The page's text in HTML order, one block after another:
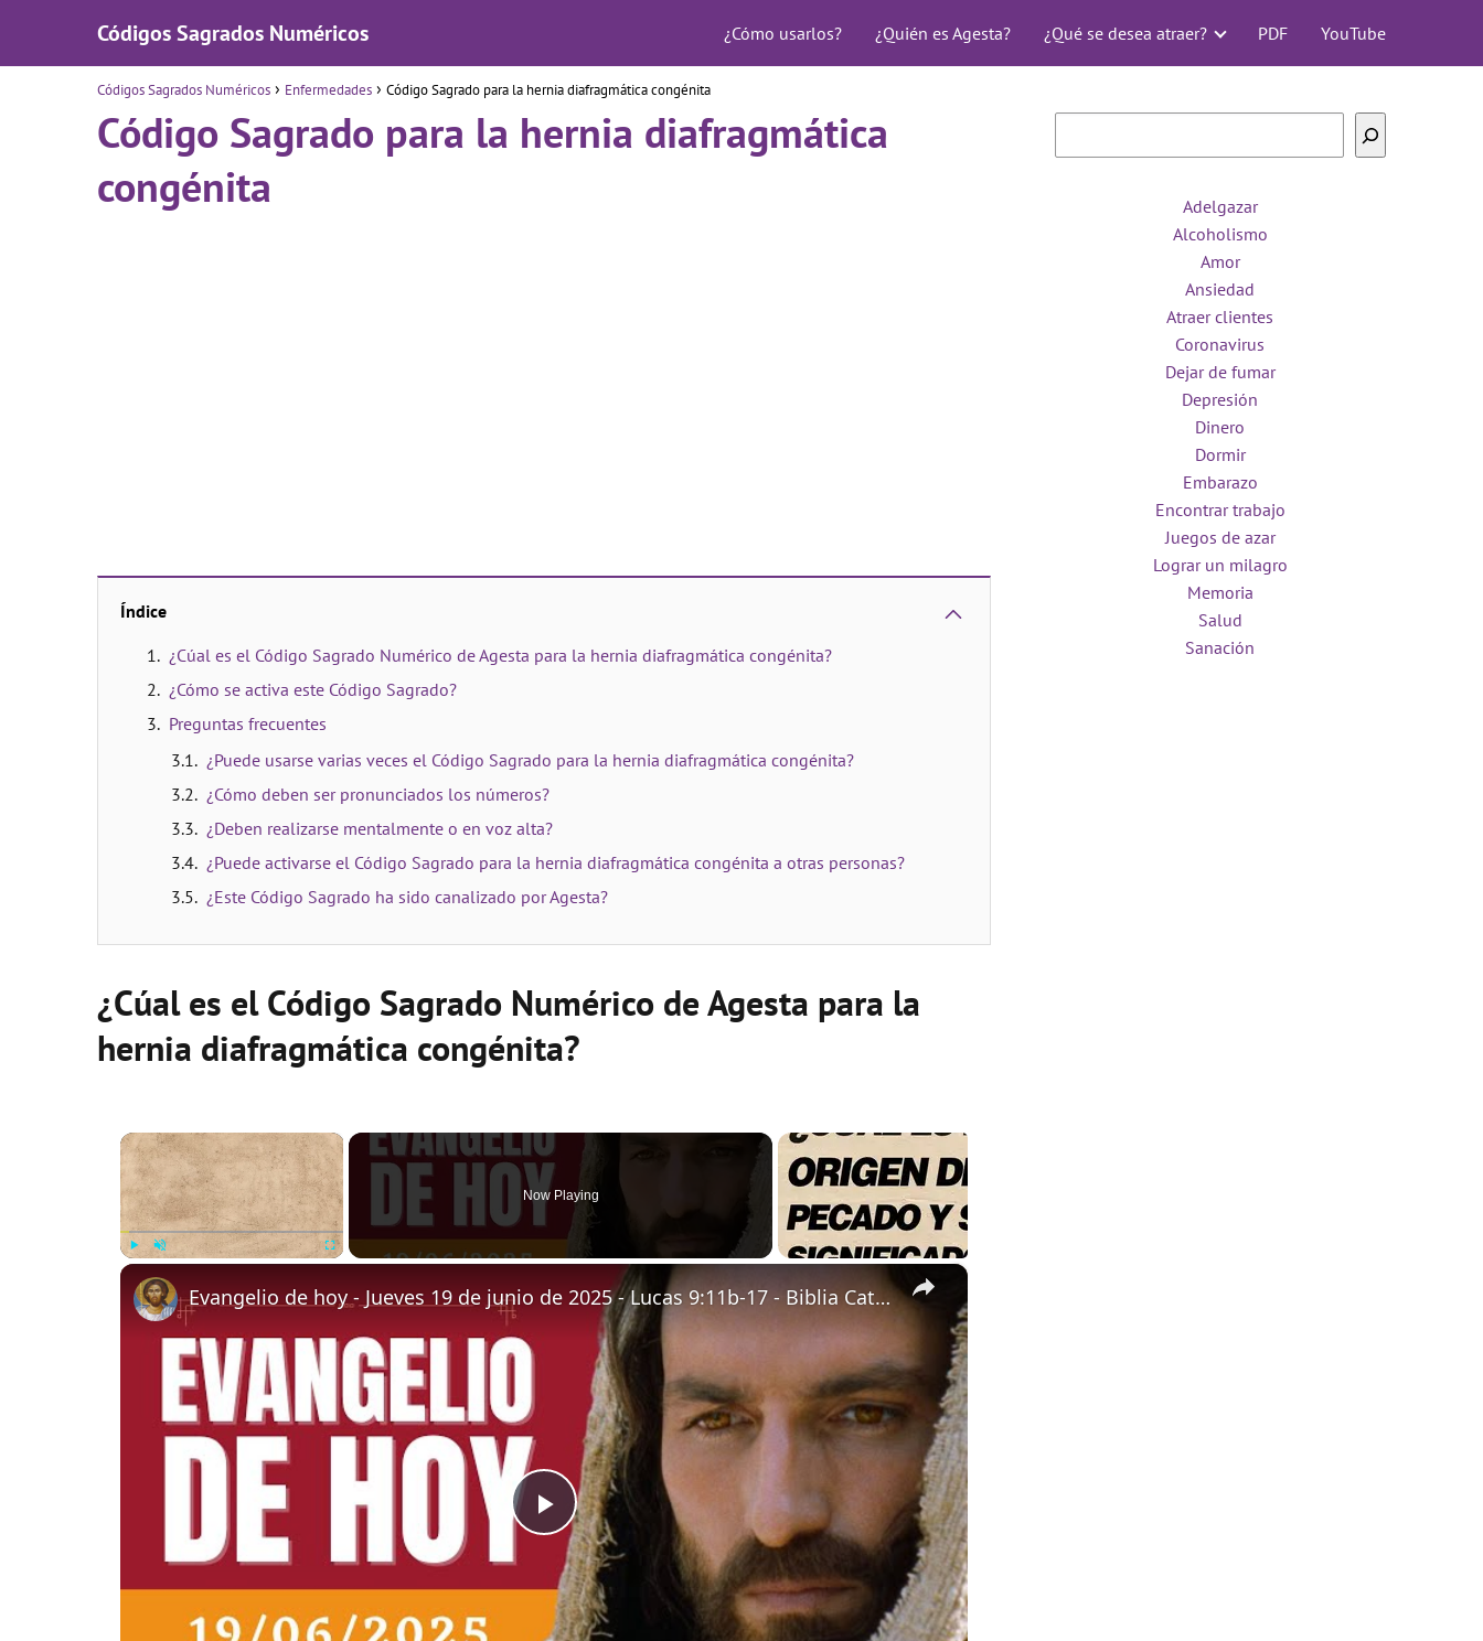
Códigos Sagrados Numéricos ¿Cómo usarlos? ¿Quién es Agesta? ¿Qué se desea atraer? PDF YouTube
Códigos Sagrados Numéricos Enfermedades Código Sagrado para la hernia diafragmática congénita
Código Sagrado para la hernia diafragmática
congénita
Índice
¿Cúal es el Código Sagrado Numérico de Agesta para la hernia diafragmática congénita?
¿Cómo se activa este Código Sagrado?
Preguntas frecuentes
¿Puede usarse varias veces el Código Sagrado para la hernia diafragmática congénita?
¿Cómo deben ser pronunciados los números?
¿Deben realizarse mentalmente o en voz alta?
¿Puede activarse el Código Sagrado para la hernia diafragmática congénita a otras personas?
¿Este Código Sagrado ha sido canalizado por Agesta?
¿Cúal es el Código Sagrado Numérico de Agesta para la
hernia diafragmática congénita?
×
Now Playing
×
P
l
Evangelio de hoy - Jueves 19 de junio de 2025 - Lucas 9:11b-17 - Biblia Católica
Adelgazar
Alcoholismo
Amor
Ansiedad
Atraer clientes
Coronavirus
Dejar de fumar
Depresión
Dinero
Dormir
Embarazo
Encontrar trabajo
Juegos de azar
Lograr un milagro
Memoria
Salud
Sanación